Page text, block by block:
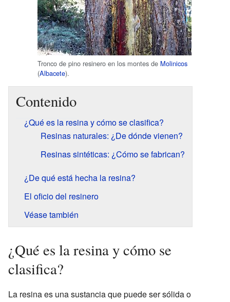
Tronco de pino resinero en los montes de Molinicos
(Albacete).
Contenido
¿Qué es la resina y cómo se clasifica?
Resinas naturales: ¿De dónde vienen?
Resinas sintéticas: ¿Cómo se fabrican?
¿De qué está hecha la resina?
El oficio del resinero
Véase también
¿Qué es la resina y cómo se
clasifica?
La resina es una sustancia que puede ser sólida o